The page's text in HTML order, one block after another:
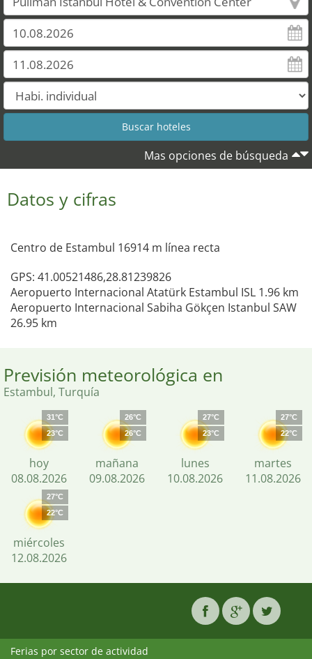
Mas opciones de búsqueda
Datos y cifras
Centro de Estambul 16914 m línea recta
GPS: 41.00521486,28.81239826
Aeropuerto Internacional Atatürk Estambul ISL 1.96 km
Aeropuerto Internacional Sabiha Gökçen Istanbul SAW
26.95 km
Previsión meteorológica en
Estambul, Turquía
31°C
23°C
hoy
08.08.2026
26°C
26°C
mañana
09.08.2026
27°C
23°C
lunes
10.08.2026
27°C
22°C
martes
11.08.2026
27°C
22°C
miércoles
12.08.2026
Ferias por sector de actividad